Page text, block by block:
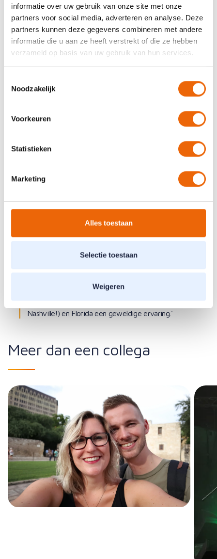
informatie over uw gebruik van onze site met onze
partners voor social media, adverteren en analyse. Deze
partners kunnen deze gegevens combineren met andere
informatie die u aan ze heeft verstrekt of die ze hebben
verzameld op basis van uw gebruik van hun services.
Noodzakelijk
Voorkeuren
Statistieken
Marketing
Alles toestaan
Selectie toestaan
Weigeren
en collega’s helpen om het beste uit zichzelf te
halen, dat is wat ik graag doe.'
fysiotherapeut
'Ik kan met bijna iedereen opschieten, je zou me wel
ik met mijn vriendin Marjon en onze beagle Lizzy in
Kloosterhaar, waar ik al jaren voetbal in het eerste
muziekliefhebber en zanger van de band ‘Spare
‘Als muziekliefhebber was de rondreis door de
USA met o.a. Texas, Tennessee (Memphis en
Nashville!) en Florida een geweldige ervaring.'
Meer dan een collega